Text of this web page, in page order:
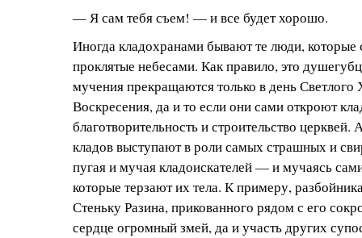
— Я сам тебя съем! — и все будет хорошо.
Иногда кладохранами бывают те люди,
проклятые небесами. Как правило, это
мучения прекращаются только в день Светлого
Воскресения, да и то если они сами откроют
благотворительность и строительство церквей.
кладов выступают в роли самых страшных и
пугая и мучая кладоискателей — и мучаясь
которые терзают их тела. К примеру,
Стеньку Разина, прикованного рядом с его
сердце огромный змей, да и участь других